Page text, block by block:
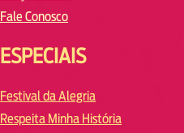
Fale Conosco
ESPECIAIS
Festival da Alegria
Respeita Minha História